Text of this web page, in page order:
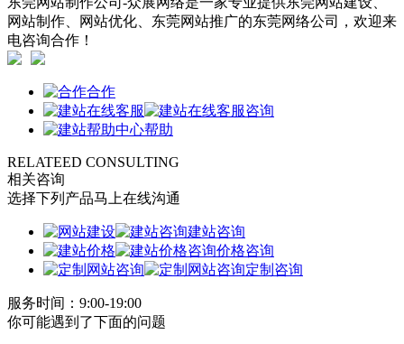
网站制作、网站优化、东莞网站推广的东莞网络公司，欢迎来
电咨询合作！
合作
咨询
帮助
RELATEED CONSULTING
相关咨询
选择下列产品马上在线沟通
建站咨询
价格咨询
定制咨询
服务时间：9:00-19:00
你可能遇到了下面的问题